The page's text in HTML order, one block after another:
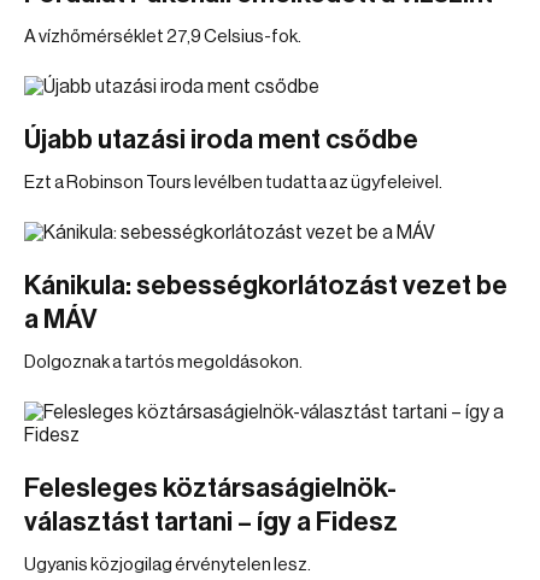
A vízhőmérséklet 27,9 Celsius-fok.
Újabb utazási iroda ment csődbe
Ezt a Robinson Tours levélben tudatta az ügyfeleivel.
Kánikula: sebességkorlátozást vezet be
a MÁV
Dolgoznak a tartós megoldásokon.
Felesleges köztársaságielnök-
választást tartani – így a Fidesz
Ugyanis közjogilag érvénytelen lesz.